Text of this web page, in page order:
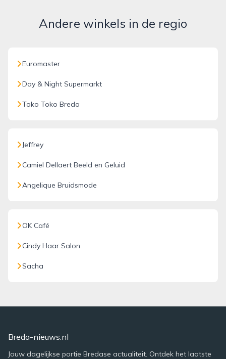
Andere winkels in de regio
Euromaster
Day & Night Supermarkt
Toko Toko Breda
Jeffrey
Camiel Dellaert Beeld en Geluid
Angelique Bruidsmode
OK Café
Cindy Haar Salon
Sacha
Breda-nieuws.nl
Jouw dagelijkse portie Bredase actualiteit. Ontdek het laatste